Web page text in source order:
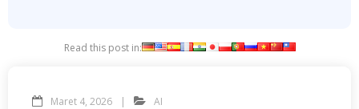
Read this post in:
Maret 4, 2026 AI